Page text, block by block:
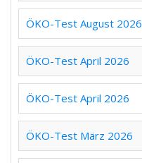
ÖKO-Test August 2026
ÖKO-Test April 2026
ÖKO-Test April 2026
ÖKO-Test März 2026